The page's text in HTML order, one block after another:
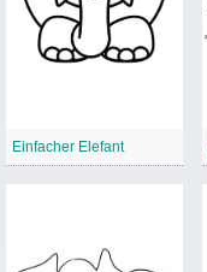
Einfacher Elefant